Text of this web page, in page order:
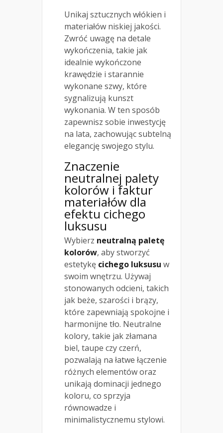
Unikaj sztucznych włókien i
materiałów niskiej jakości.
Zwróć uwagę na detale
wykończenia, takie jak
idealnie wykończone
krawędzie i starannie
wykonane szwy, które
sygnalizują kunszt
wykonania. W ten sposób
zapewnisz sobie inwestycję
na lata, zachowując subtelną
elegancję swojego stylu.
Znaczenie
neutralnej palety
kolorów i faktur
materiałów dla
efektu cichego
luksusu
Wybierz neutralną paletę
kolorów, aby stworzyć
estetykę cichego luksusu w
swoim wnętrzu. Używaj
stonowanych odcieni, takich
jak beże, szarości i brązy,
które zapewniają spokojne i
harmonijne tło. Neutralne
kolory, takie jak złamana
biel, taupe czy czerń,
pozwalają na łatwe łączenie
różnych elementów oraz
unikają dominacji jednego
koloru, co sprzyja
równowadze i
minimalistycznemu stylowi.